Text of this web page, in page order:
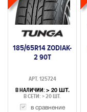
185/65R14 ZODIAK-
2 90T
АРТ. 125724
В НАЛИЧИИ: > 20 ШТ.
В СЕТИ: > 20 ШТ.
в сравнение